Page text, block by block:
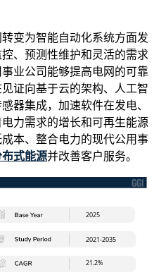
变为智能自动化系统方面发
、预测性维护和灵活的需求
业公司能够提高电网的可靠
证向基于云的架构、人工智
器集成，加速软件在发电、
力需求的增长和可再生能源
本、整合电力的现代公用事
布式能源并改善客户服务。